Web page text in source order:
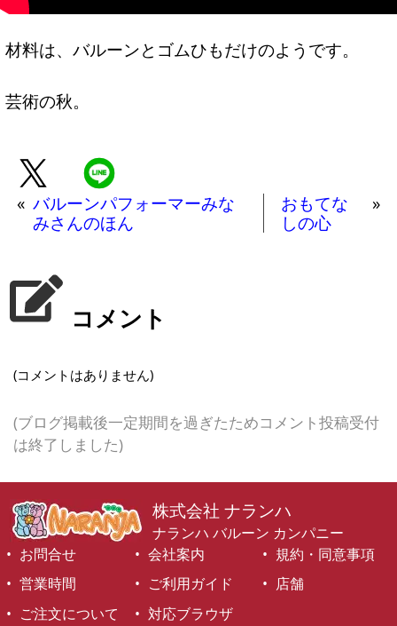
材料は、バルーンとゴムひもだけのようです。
芸術の秋。
« バルーンパフォーマーみな
みさんのほん
おもてな
しの心
»
コメント
(コメントはありません)
(ブログ掲載後一定期間を過ぎたためコメント投稿受付
は終了しました)
株式会社 ナランハ
ナランハ バルーン カンパニー
お問合せ
会社案内
規約・同意事項
営業時間
ご利用ガイド
店舗
ご注文について
対応ブラウザ